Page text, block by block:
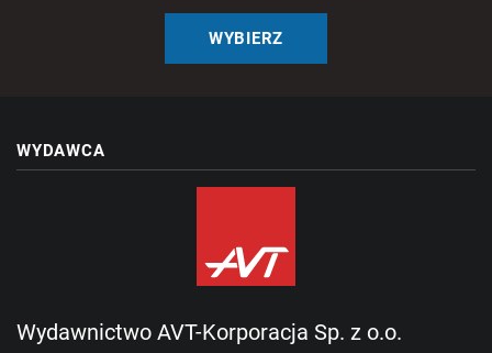
WYBIERZ
WYDAWCA
Wydawnictwo AVT-Korporacja Sp. z o.o.